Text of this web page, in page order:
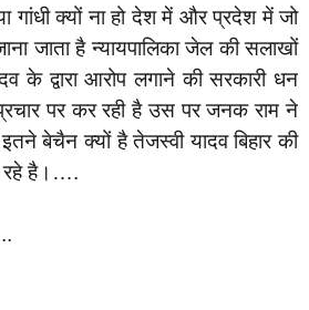
गांधी क्यों ना हो देश में और प्रदेश में जो
जाता है न्यायपालिका जेल की सलाखों
के द्वारा आरोप लगाने की सरकारी धन
पर कर रही है उस पर जनक राम ने
बेचैन क्यों है तेजस्वी यादव बिहार की
रहे है।….